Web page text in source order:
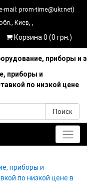
mail: prom-time@ukr.net)
, Киев, ,
Корзина 0 (0 грн.)
приборы и
по низкой цене
Поиск
приборы и
по низкой цене в